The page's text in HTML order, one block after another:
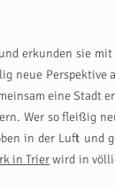
und erkunden sie mit
neue Perspektive
eine Stadt
Wer so fleißig
in der Luft und
in Trierwird in